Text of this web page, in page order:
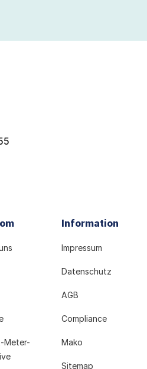
Meter-
Information
Impressum
Datenschutz
AGB
Compliance
Mako
Sitemap